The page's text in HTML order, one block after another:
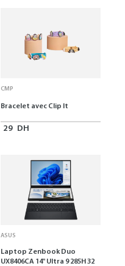
CMP
Bracelet avec Clip It
29 DH
ASUS
Laptop Zenbook Duo
UX8406CA 14'' Ultra 9 285H 32